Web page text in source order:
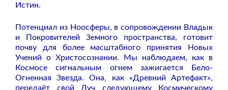
Истин.
Потенциал из Ноосферы, в сопровождении Владык
и Покровителей Земного пространства, готовит
почву для более масштабного принятия Новых
Учений о Христосознании. Мы наблюдаем, как в
Космосе сигнальным огнем зажигается Бело-
Огненная Звезда. Она, как «Древний Артефакт»,
передаёт свой Луч следующему Космическому